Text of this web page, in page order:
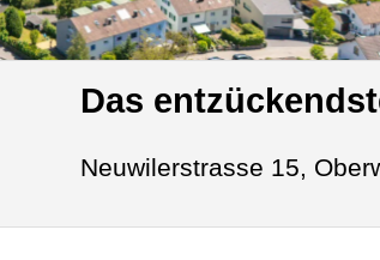
Das
Neuwilerstrasse 15,